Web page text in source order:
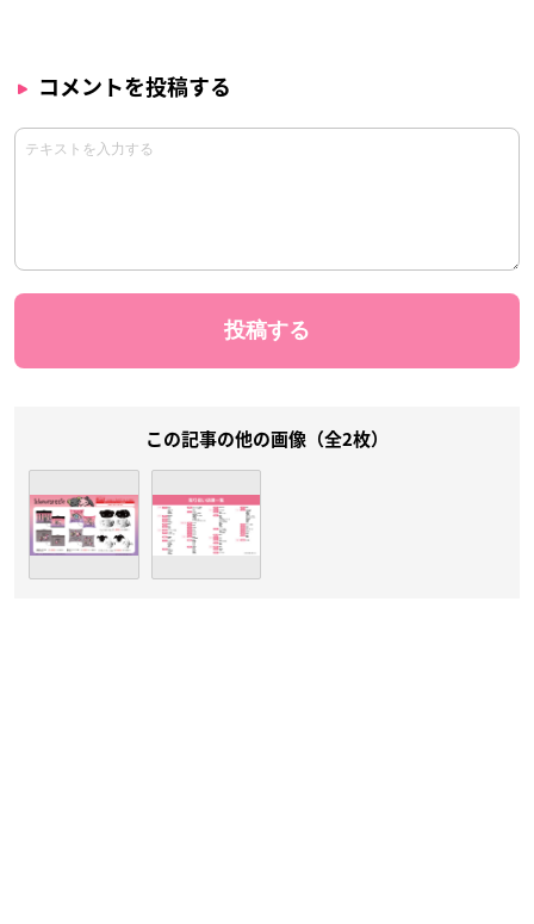
コメントを投稿する
この記事の他の画像（全2枚）